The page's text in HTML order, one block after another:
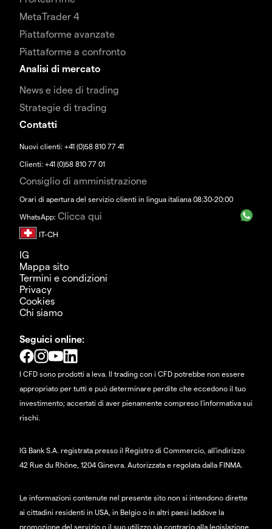
MetaTrader 4
Piattaforme avanzate
Piattaforme a confronto
Analisi di mercato
News e idee di trading
Strategie di trading
Contatti
Nuovi clienti: +41 (0)58 810 77 41
Clienti: +41 (0)58 810 77 01
Consiglio di amministrazione
Orari di apertura del servizio clienti in lingua italiana 08:30-20:00
WhatsApp: Clicca qui
IG
Mappa sito
Termini e condizioni
Privacy
Cookies
Chi siamo
Seguici online:
I CFD sono prodotti a leva. Il trading con i CFD potrebbe non essere
appropriato per tutti e può determinare perdite che eccedono il tuo
investimento; accertati di aver pienamente compreso l'informativa sui
rischi.
IG Bank S.A. registrata presso il Registro di Commercio, all'indirizzo
42 Rue du Rhône, 1204 Ginevra. Autorizzata e regolata dalla FINMA.
Le informazioni contenute nel presente sito non si intendono dirette
ai cittadini residenti in USA, in Belgio o in altri paesi laddove la
promozione del servizio o il suo utilizzo sia contrario alla legislazione